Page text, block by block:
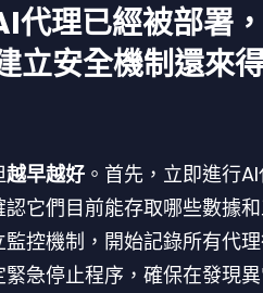
代理已經被部署
立安全機制還來
越早越好 。首先，立即進行
它們目前能存取哪些數據
控機制，開始記錄所有代
急停止程序，確保在發現